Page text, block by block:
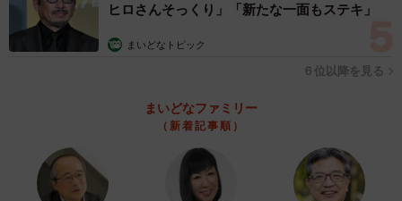
ヒロさんそっくり」「新たな一面もステキ」
まいどなトピック
６位以降を見る
まいどなファミリー
（新着記事順）